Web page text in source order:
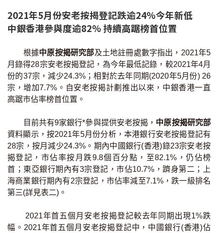
聯絡我們
網上申請按揭轉介
條款及細則
简
本網頁所提供資料僅作參考用途。
若因錯漏而引致任何不便或損失，中原按揭概不負責。
本網站採用無障礙網頁設計，如有任何問題，可查詢：
2889 2886 / cmb@mail.centanet.com
© 2026 中原按揭經紀有限公司 Centaline Mortgage Broker Limited 版權所有
條款及細則
| 私隱政策聲明
2021年5月份安老按揭登記跌逾24%今年新低
中銀香港參與度逾82% 持續高踞榜首位置
根據中原按揭研究部及土地註冊處數字指出，2021年5
月錄得28宗安老按揭登記，為今年最低記錄，較2021年4月
份的37宗，減少24.3%；相對於去年同期(2020年5月份) 26
宗，增加7.7%。自安老按揭計劃推出以來，中銀香港一直
高踞巿佔率榜首位置。
目前共有9家銀行*參與提供安老按揭， 中原按揭研究部
資料顯示，按2021年5月份分析，本港銀行安老按揭登記有
28宗，按月減少24.3%。期內中國銀行(香港)錄23宗安老按
揭登記，市佔率按月跌9.8個百分點，至82.1%，仍佔榜
首；東亞銀行期內有3宗登記，市佔10.7%，躋身第二；上
海商業銀行期內有2宗登記，市佔率減至7.1%，跌一級排名
第三(詳見表二)。
2021年首五個月安老按揭登記較去年同期出現1%跌
幅。2021年首五個月安老按揭登記中，中國銀行(香港)佔